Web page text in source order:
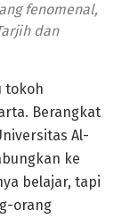
fenomenal,
dan
tokoh
Berangkat
Al-
ke
belajar, tapi
orang